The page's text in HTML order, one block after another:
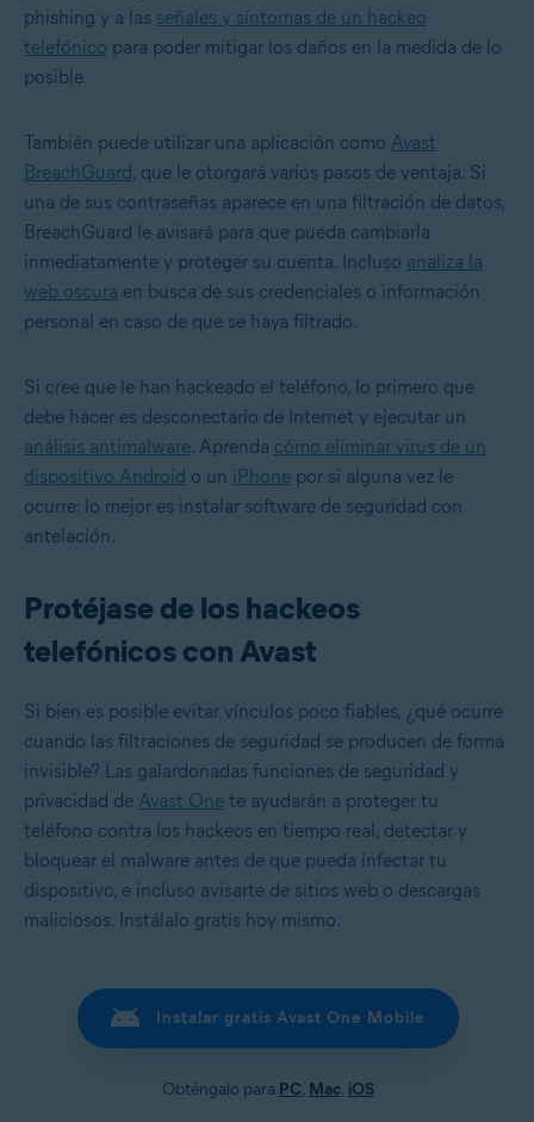
phishing y a las señales y síntomas de un hackeo
telefónico para poder mitigar los daños en la medida de lo
posible.
También puede utilizar una aplicación como Avast
BreachGuard, que le otorgará varios pasos de ventaja. Si
una de sus contraseñas aparece en una filtración de datos,
BreachGuard le avisará para que pueda cambiarla
inmediatamente y proteger su cuenta. Incluso analiza la
web oscura en busca de sus credenciales o información
personal en caso de que se haya filtrado.
Si cree que le han hackeado el teléfono, lo primero que
debe hacer es desconectarlo de Internet y ejecutar un
análisis antimalware. Aprenda cómo eliminar virus de un
dispositivo Android o un iPhone por si alguna vez le
ocurre: lo mejor es instalar software de seguridad con
antelación.
Protéjase de los hackeos
telefónicos con Avast
Si bien es posible evitar vínculos poco fiables, ¿qué ocurre
cuando las filtraciones de seguridad se producen de forma
invisible? Las galardonadas funciones de seguridad y
privacidad de Avast One te ayudarán a proteger tu
teléfono contra los hackeos en tiempo real, detectar y
bloquear el malware antes de que pueda infectar tu
dispositivo, e incluso avisarte de sitios web o descargas
maliciosos. Instálalo gratis hoy mismo.
Instalar gratis Avast One Mobile
Obténgalo para PC, Mac, iOS